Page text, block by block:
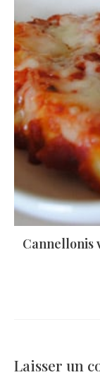
Cannellonis
Laisser un